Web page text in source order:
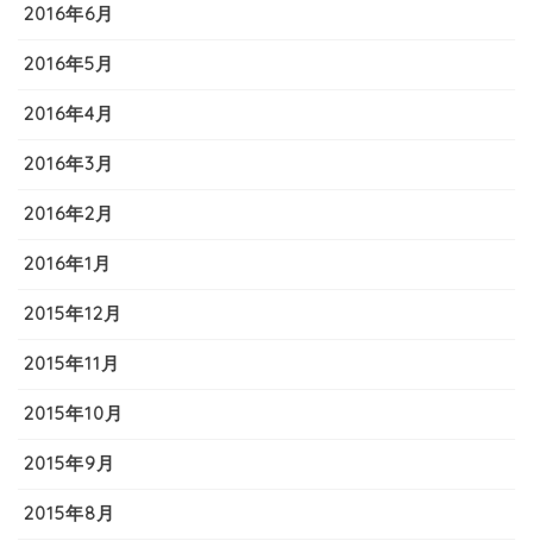
2016年6月
2016年5月
2016年4月
2016年3月
2016年2月
2016年1月
2015年12月
2015年11月
2015年10月
2015年9月
2015年8月